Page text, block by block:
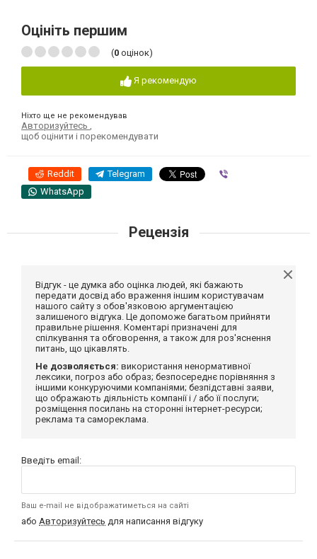
Оцініть першим
(0 оцінок)
Я рекомендую
Ніхто ще не рекомендував
Авторизуйтесь
щоб оцінити і порекомендувати
Reddit Telegram
WhatsApp
Рецензія
Відгук - це думка або оцінка людей, які бажають
передати досвід або враження іншим користувачам
нашого сайту з обов'язковою аргументацією
залишеного відгука. Це допоможе багатьом прийняти
правильне рішення. Коментарі призначені для
спілкування та обговорення, а також для роз'яснення
питань, що цікавлять.
Не дозволяється: використання ненормативної
лексики, погроз або образ; безпосереднє порівняння з
іншими конкуруючими компаніями; безпідставні заяви,
що ображають діяльність компанії і / або її послуги;
розміщення посилань на сторонні інтернет-ресурси;
реклама та самореклама.
Введіть email:
Ваш e-mail не відображатиметься на сайті
або Авторизуйтесь для написання відгуку